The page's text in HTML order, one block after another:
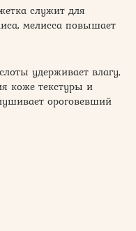
служит для
мелисса повышает
удерживает влагу,
коже текстуры и
ороговевший